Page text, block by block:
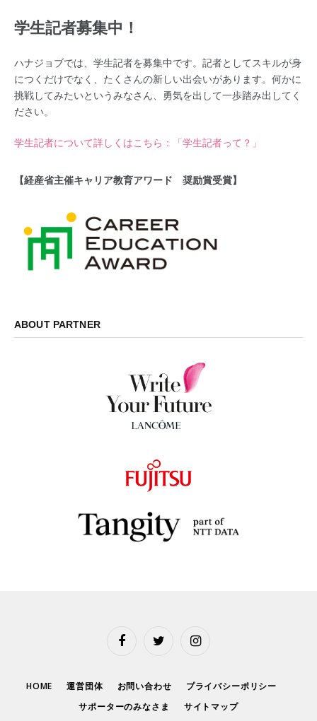
学生記者募集中！
ハナジョブでは、学生記者を募集中です。記者としてスキルが身
につくだけでなく、たくさんの新しい出会いがあります。何かに
挑戦してみたいというみなさん、勇気を出して一歩踏み出してく
ださい。
学生記者について詳しくはこちら：「学生記者って？」
【経産省主催キャリア教育アワード 奨励賞受賞】
ABOUT PARTNER
FacebookTwitter Instagram
HOME 運営団体 お問い合わせ
プライバシーポリシー
サポーターのみなさま
サイトマップ